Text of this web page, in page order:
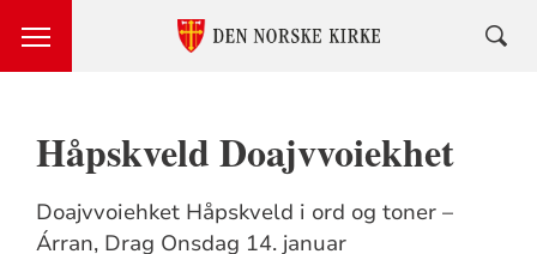
Håpskveld Doajvvoiekhet
Doajvvoiehket Håpskveld i ord og toner –
Árran, Drag Onsdag 14. januar